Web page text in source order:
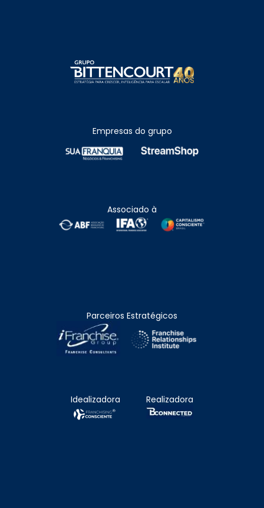
Empresas do grupo
Associado à
Parceiros Estratégicos
Idealizadora Realizadora